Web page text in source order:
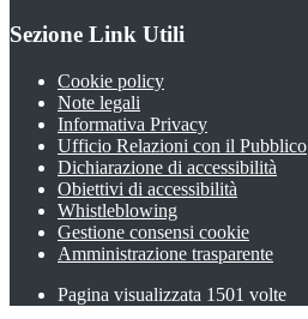
Sezione Link Utili
Cookie policy
Note legali
Informativa Privacy
Ufficio Relazioni con il Pubblico
Dichiarazione di accessibilità
Obiettivi di accessibilità
Whistleblowing
Gestione consensi cookie
Amministrazione trasparente
Pagina visualizzata 1501 volte